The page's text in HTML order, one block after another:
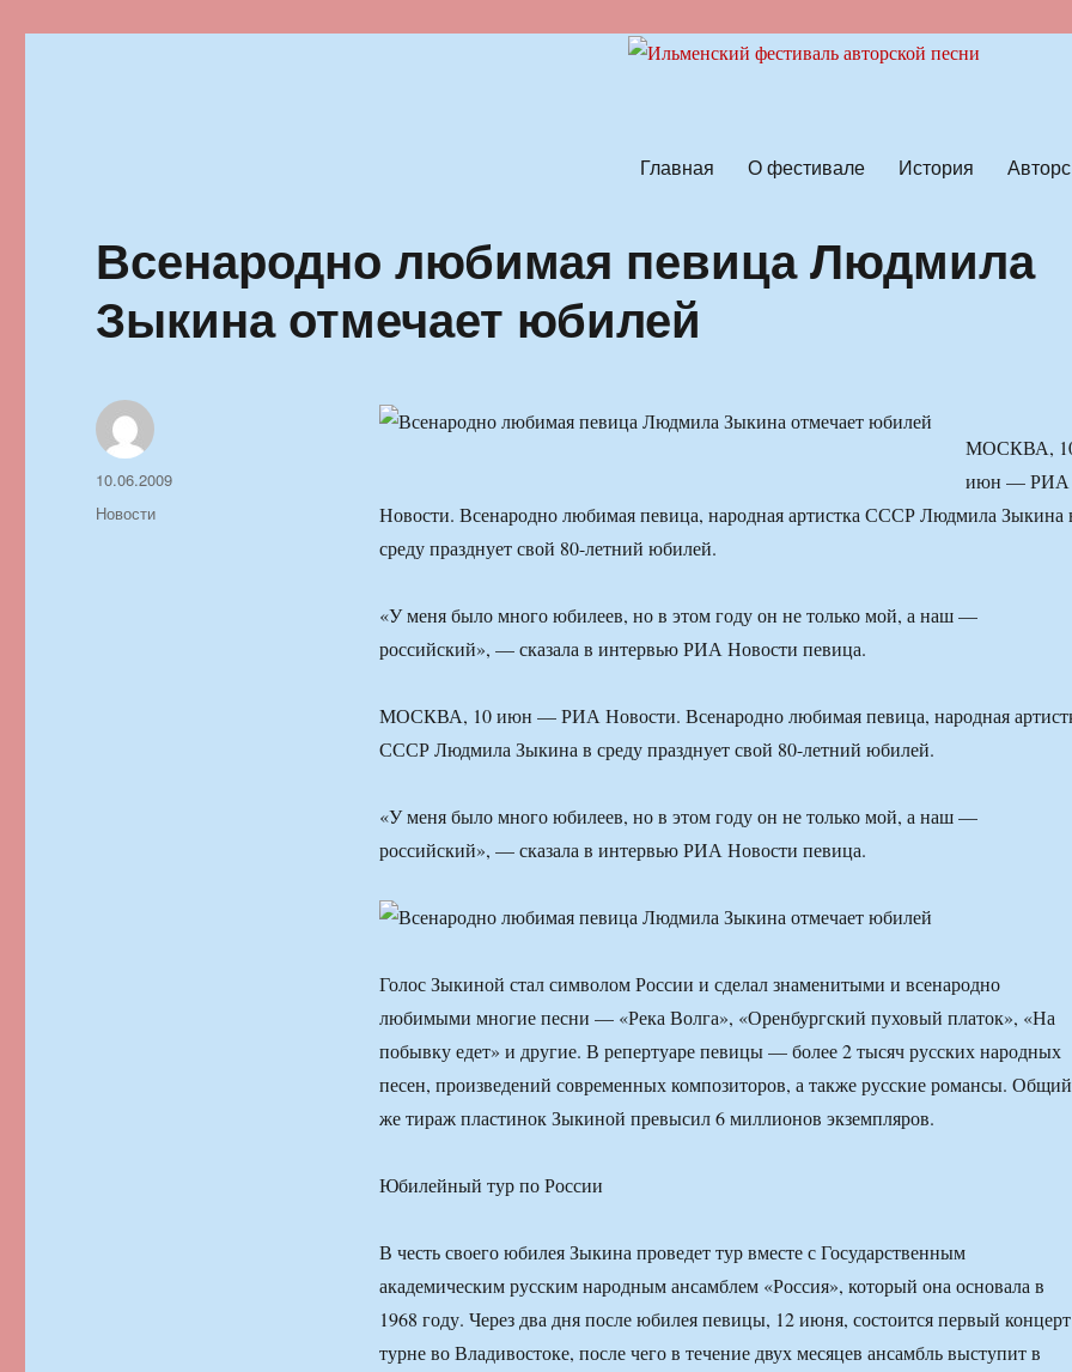
Главная О фестивале История
Всенародно любимая певица Людмила
Зыкина отмечает юбилей
МОСКВА,
июн — РИА
Новости. Всенародно любимая певица, народная артистка СССР Людмила Зыкина
среду празднует свой 80-летний юбилей.
«У меня было много юбилеев, но в этом году он не только мой, а наш —
российский», — сказала в интервью РИА Новости певица.
МОСКВА, 10 июн — РИА Новости. Всенародно любимая певица, народная
СССР Людмила Зыкина в среду празднует свой 80-летний юбилей.
«У меня было много юбилеев, но в этом году он не только мой, а наш —
российский», — сказала в интервью РИА Новости певица.
Голос Зыкиной стал символом России и сделал знаменитыми и всенародно
любимыми многие песни — «Река Волга», «Оренбургский пуховый платок», «На
побывку едет» и другие. В репертуаре певицы — более 2 тысяч русских народных
песен, произведений современных композиторов, а также русские романсы. Общий
же тираж пластинок Зыкиной превысил 6 миллионов экземпляров.
Юбилейный тур по России
В честь своего юбилея Зыкина проведет тур вместе с Государственным
академическим русским народным ансамблем «Россия», который она основала в
1968 году. Через два дня после юбилея певицы, 12 июня, состоится первый концерт
турне во Владивостоке, после чего в течение двух месяцев ансамбль выступит в
Автор
Опубликовано
10.06.2009
Рубрики
Новости